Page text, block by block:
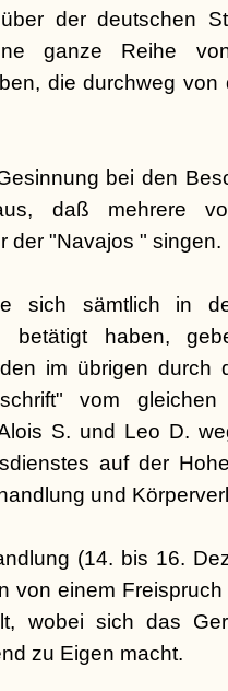
der deutschen
ganze Reihe
die durchweg von
bei den
daß mehrere
der "Navajos " singen.
sich sämtlich in
betätigt haben,
im übrigen durch
vom
S. und Leo D.
auf der
und
(14. bis 16.
von einem
wobei sich das
zu Eigen macht.